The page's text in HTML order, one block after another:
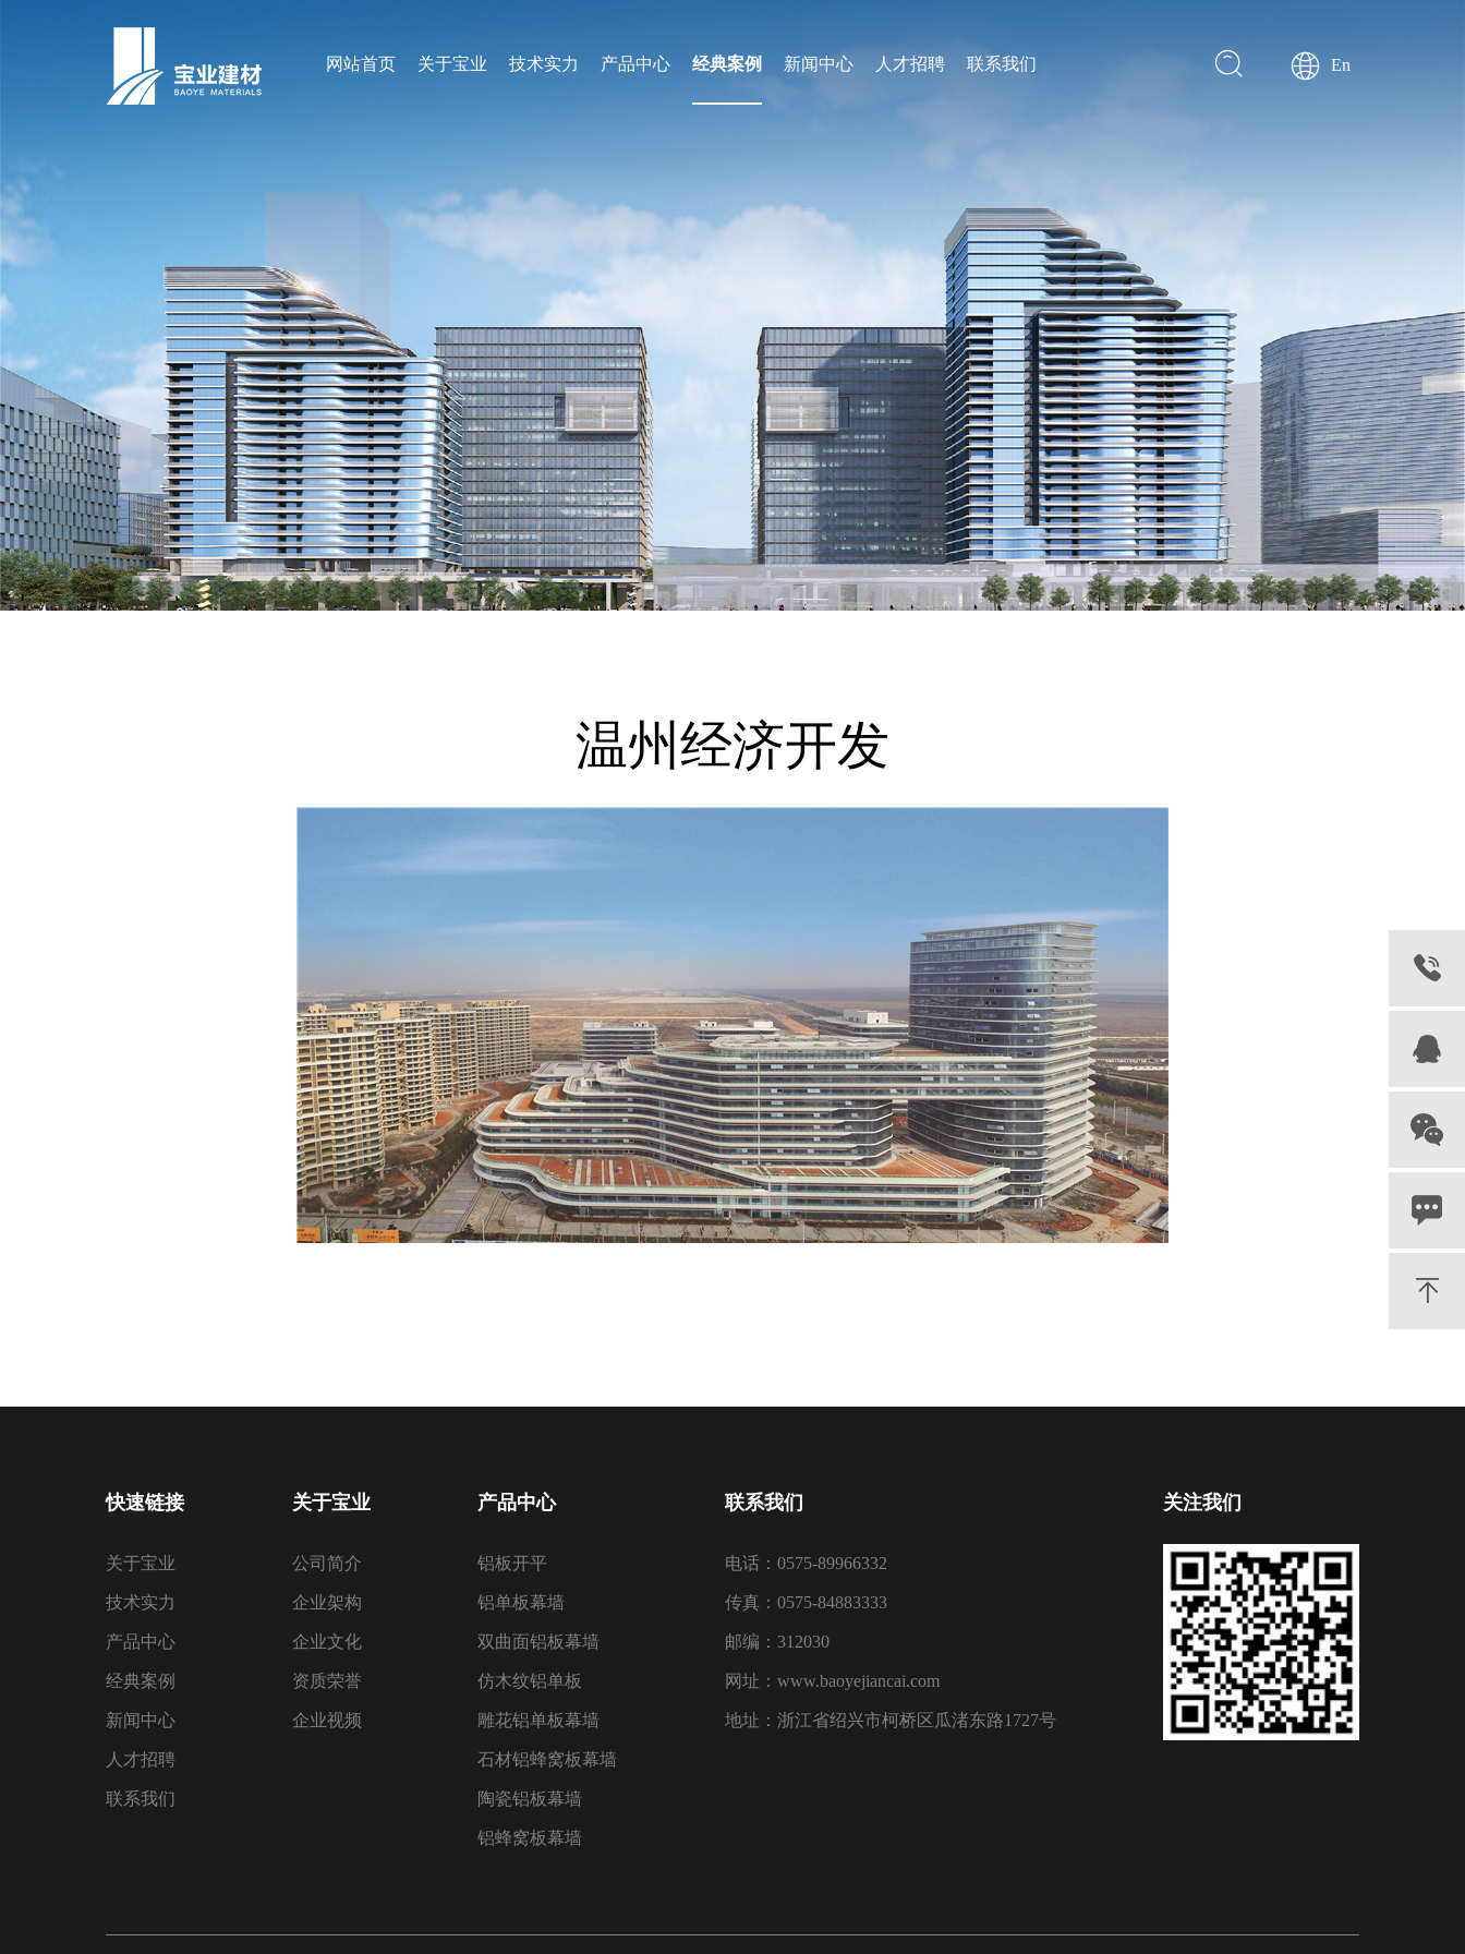
网站首页 关于宝业 技术实力 产品中心 经典案例 新闻中心 人才招聘 联系我们 En
温州经济开发
快速链接
关于宝业
技术实力
产品中心
经典案例
新闻中心
人才招聘
联系我们
关于宝业
公司简介
企业架构
企业文化
资质荣誉
企业视频
产品中心
铝板开平
铝单板幕墙
双曲面铝板幕墙
仿木纹铝单板
雕花铝单板幕墙
石材铝蜂窝板幕墙
陶瓷铝板幕墙
铝蜂窝板幕墙
联系我们
电话：0575-89966332
传真：0575-84883333
邮编：312030
网址：www.baoyejiancai.com
地址：浙江省绍兴市柯桥区瓜渚东路1727号
关注我们